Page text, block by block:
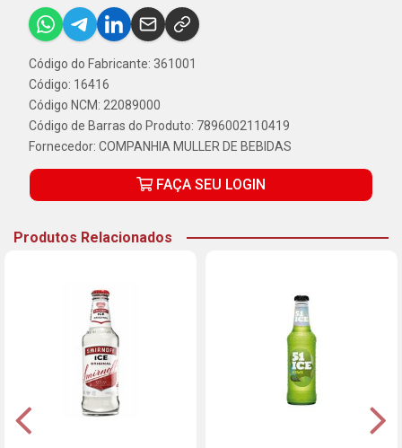
Código do Fabricante: 361001
Código: 16416
Código NCM: 22089000
Código de Barras do Produto: 7896002110419
Fornecedor: COMPANHIA MULLER DE BEBIDAS
FAÇA SEU LOGIN
Produtos Relacionados